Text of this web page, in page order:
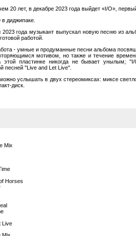
20 лет, в декабре 2023 года выйдет «I/O»,
диджипаке.
2023 года музыкант выпускал новую песню из
работой.
- умные и продуманные песни альбома
мотивом, но также и течение
этой пластинке никогда не бывает унылым;
песней "Live and Let Live".
услышать в двух стереомиксах: миксе
диск.
Mix
Horses
Live